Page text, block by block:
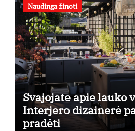
Naudinga žinoti
Svajojate apie lauko
Interjero dizainerė
pradėti